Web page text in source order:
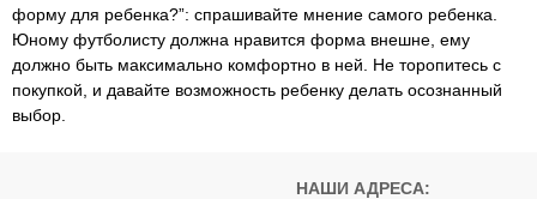
форму для ребенка?”: спрашивайте мнение самого ребенка.
Юному футболисту должна нравится форма внешне, ему
должно быть максимально комфортно в ней. Не торопитесь с
покупкой, и давайте возможность ребенку делать осознанный
выбор.
НАШИ АДРЕСА: